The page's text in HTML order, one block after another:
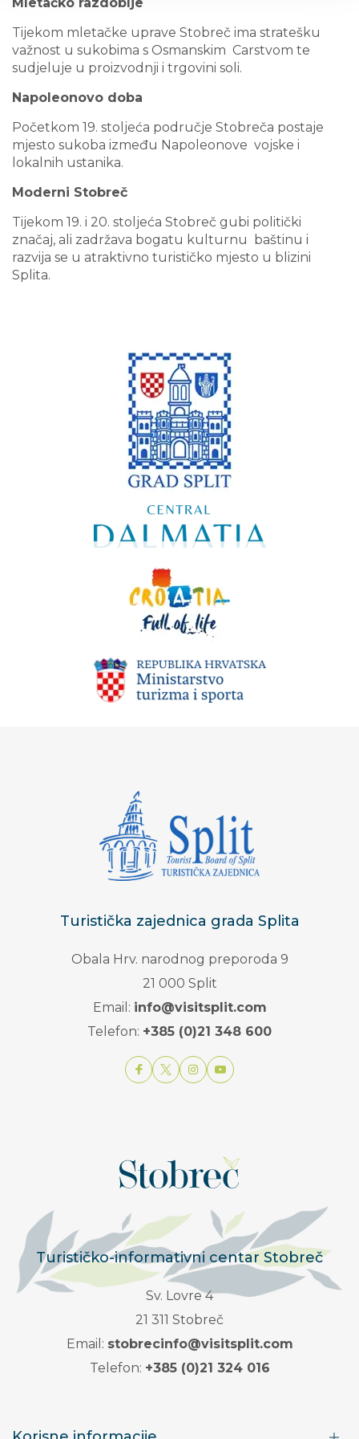
Tijekom mletačke uprave Stobreč ima stratešku
važnost u sukobima s Osmanskim Carstvom te
sudjeluje u proizvodnji i trgovini soli.
Napoleonovo doba
Početkom 19. stoljeća područje Stobreča postaje
mjesto sukoba između Napoleonove vojske i
lokalnih ustanika.
Moderni Stobreč
Tijekom 19. i 20. stoljeća Stobreč gubi politički
značaj, ali zadržava bogatu kulturnu baštinu i
razvija se u atraktivno turističko mjesto u blizini
Splita.
Turistička zajednica grada Splita
Obala Hrv. narodnog preporoda 9
21 000 Split
Email: info@visitsplit.com
Telefon: +385 (0)21 348 600
Turističko-informativni centar Stobreč
Sv. Lovre 4
21 311 Stobreč
Email: stobrecinfo@visitsplit.com
Telefon: +385 (0)21 324 016